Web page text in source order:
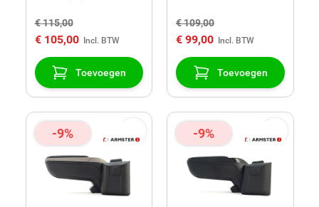
€ 115,00
€ 105,00
Toevoegen
€ 109,00
€ 99,00
Toevoegen
-9% -9%